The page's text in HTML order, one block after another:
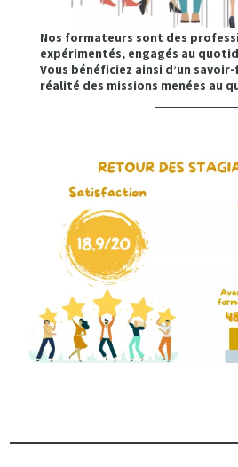
Nos formateurs sont des
expérimentés, engagés au
Vous bénéficiez ainsi d’un
réalité des missions menées au